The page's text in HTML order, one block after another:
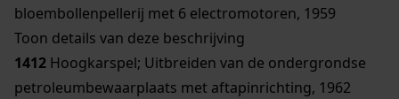
bloembollenpellerij met 6 electromotoren, 1959
Toon details van deze beschrijving
1412 Hoogkarspel; Uitbreiden van de ondergrondse
petroleumbewaarplaats met aftapinrichting, 1962